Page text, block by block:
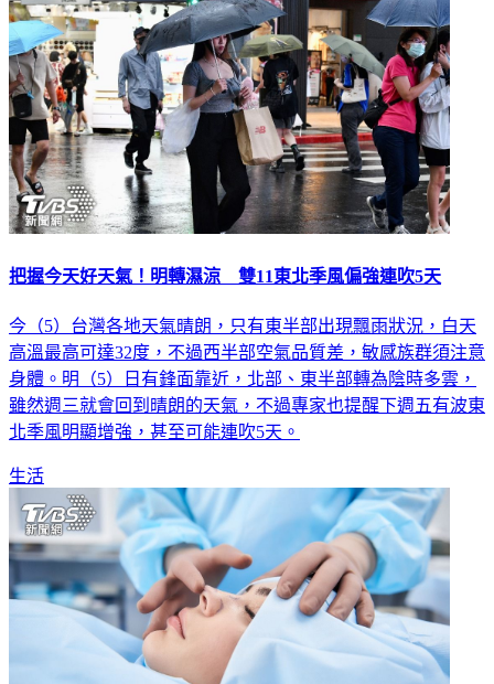
把握今天好天氣！明轉濕涼 雙11東北季風偏強連吹5天
今（5）台灣各地天氣晴朗，只有東半部出現飄雨狀況，白天
高溫最高可達32度，不過西半部空氣品質差，敏感族群須注意
身體。明（5）日有鋒面靠近，北部、東半部轉為陰時多雲，
雖然週三就會回到晴朗的天氣，不過專家也提醒下週五有波東
北季風明顯增強，甚至可能連吹5天。
生活